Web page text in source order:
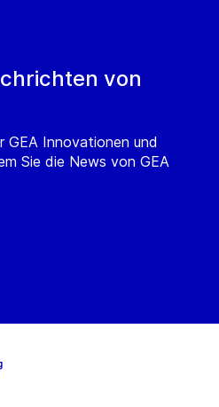
von
GEA Innovationen und
Sie die News von GEA